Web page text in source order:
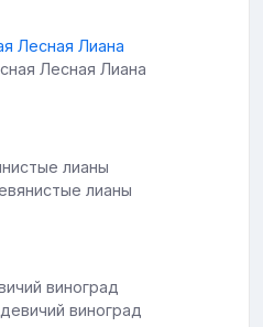
Лесная Лиана
лианы
виноград